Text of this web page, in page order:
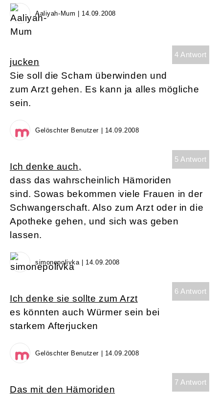
Aaliyah-Mum | 14.09.2008
4 Antwort
jucken
Sie soll die Scham überwinden und
zum Arzt gehen. Es kann ja alles mögliche
sein.
Gelöschter Benutzer | 14.09.2008
5 Antwort
Ich denke auch,
dass das wahrscheinlich Hämoriden
sind. Sowas bekommen viele Frauen in der
Schwangerschaft. Also zum Arzt oder in die
Apotheke gehen, und sich was geben
lassen.
simonepolivka | 14.09.2008
6 Antwort
Ich denke sie sollte zum Arzt
es könnten auch Würmer sein bei
starkem Afterjucken
Gelöschter Benutzer | 14.09.2008
7 Antwort
Das mit den Hämoriden